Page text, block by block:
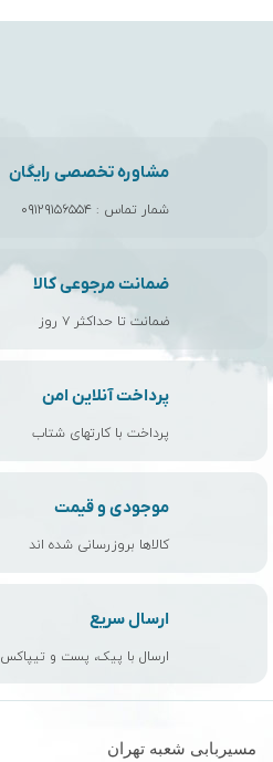
مشاوره تخصصی رایگان
شمار تماس : ۰۹۱۲۹۱۵۶۵۵۴
ضمانت مرجوعی کالا
ضمانت تا حداکثر ۷ روز
پرداخت آنلاین امن
پرداخت با کارتهای شتاب
موجودی و قیمت
کالاها بروزرسانی شده اند
ارسال سریع
ارسال با پیک، پست و تیپاکس
مسیربابی شعبه تهران